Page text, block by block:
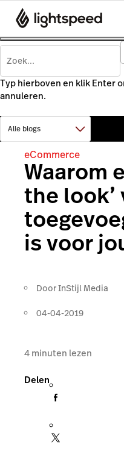
Typ hierboven en klik Enter
annuleren.
eCommerce
Waarom
the look’
is voor
DoorInStijl Media
04-04-2019
4minuten lezen
Delen